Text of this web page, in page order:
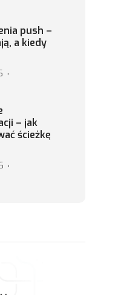
push –
a kiedy
– jak
ścieżkę